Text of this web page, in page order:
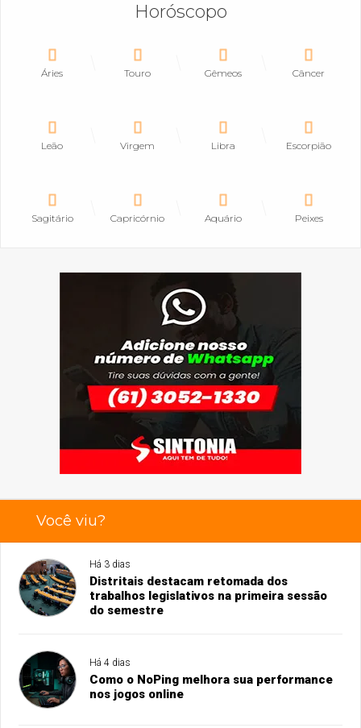
Horóscopo
Áries Touro Gêmeos Câncer
Leão Virgem Libra Escorpião
Sagitário Capricórnio Aquário Peixes
Você viu?
Há 3 dias
Distritais destacam retomada dos
trabalhos legislativos na primeira sessão
do semestre
Há 4 dias
Como o NoPing melhora sua performance
nos jogos online